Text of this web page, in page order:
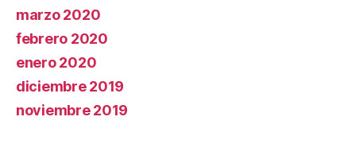
marzo 2020
febrero 2020
enero 2020
diciembre 2019
noviembre 2019